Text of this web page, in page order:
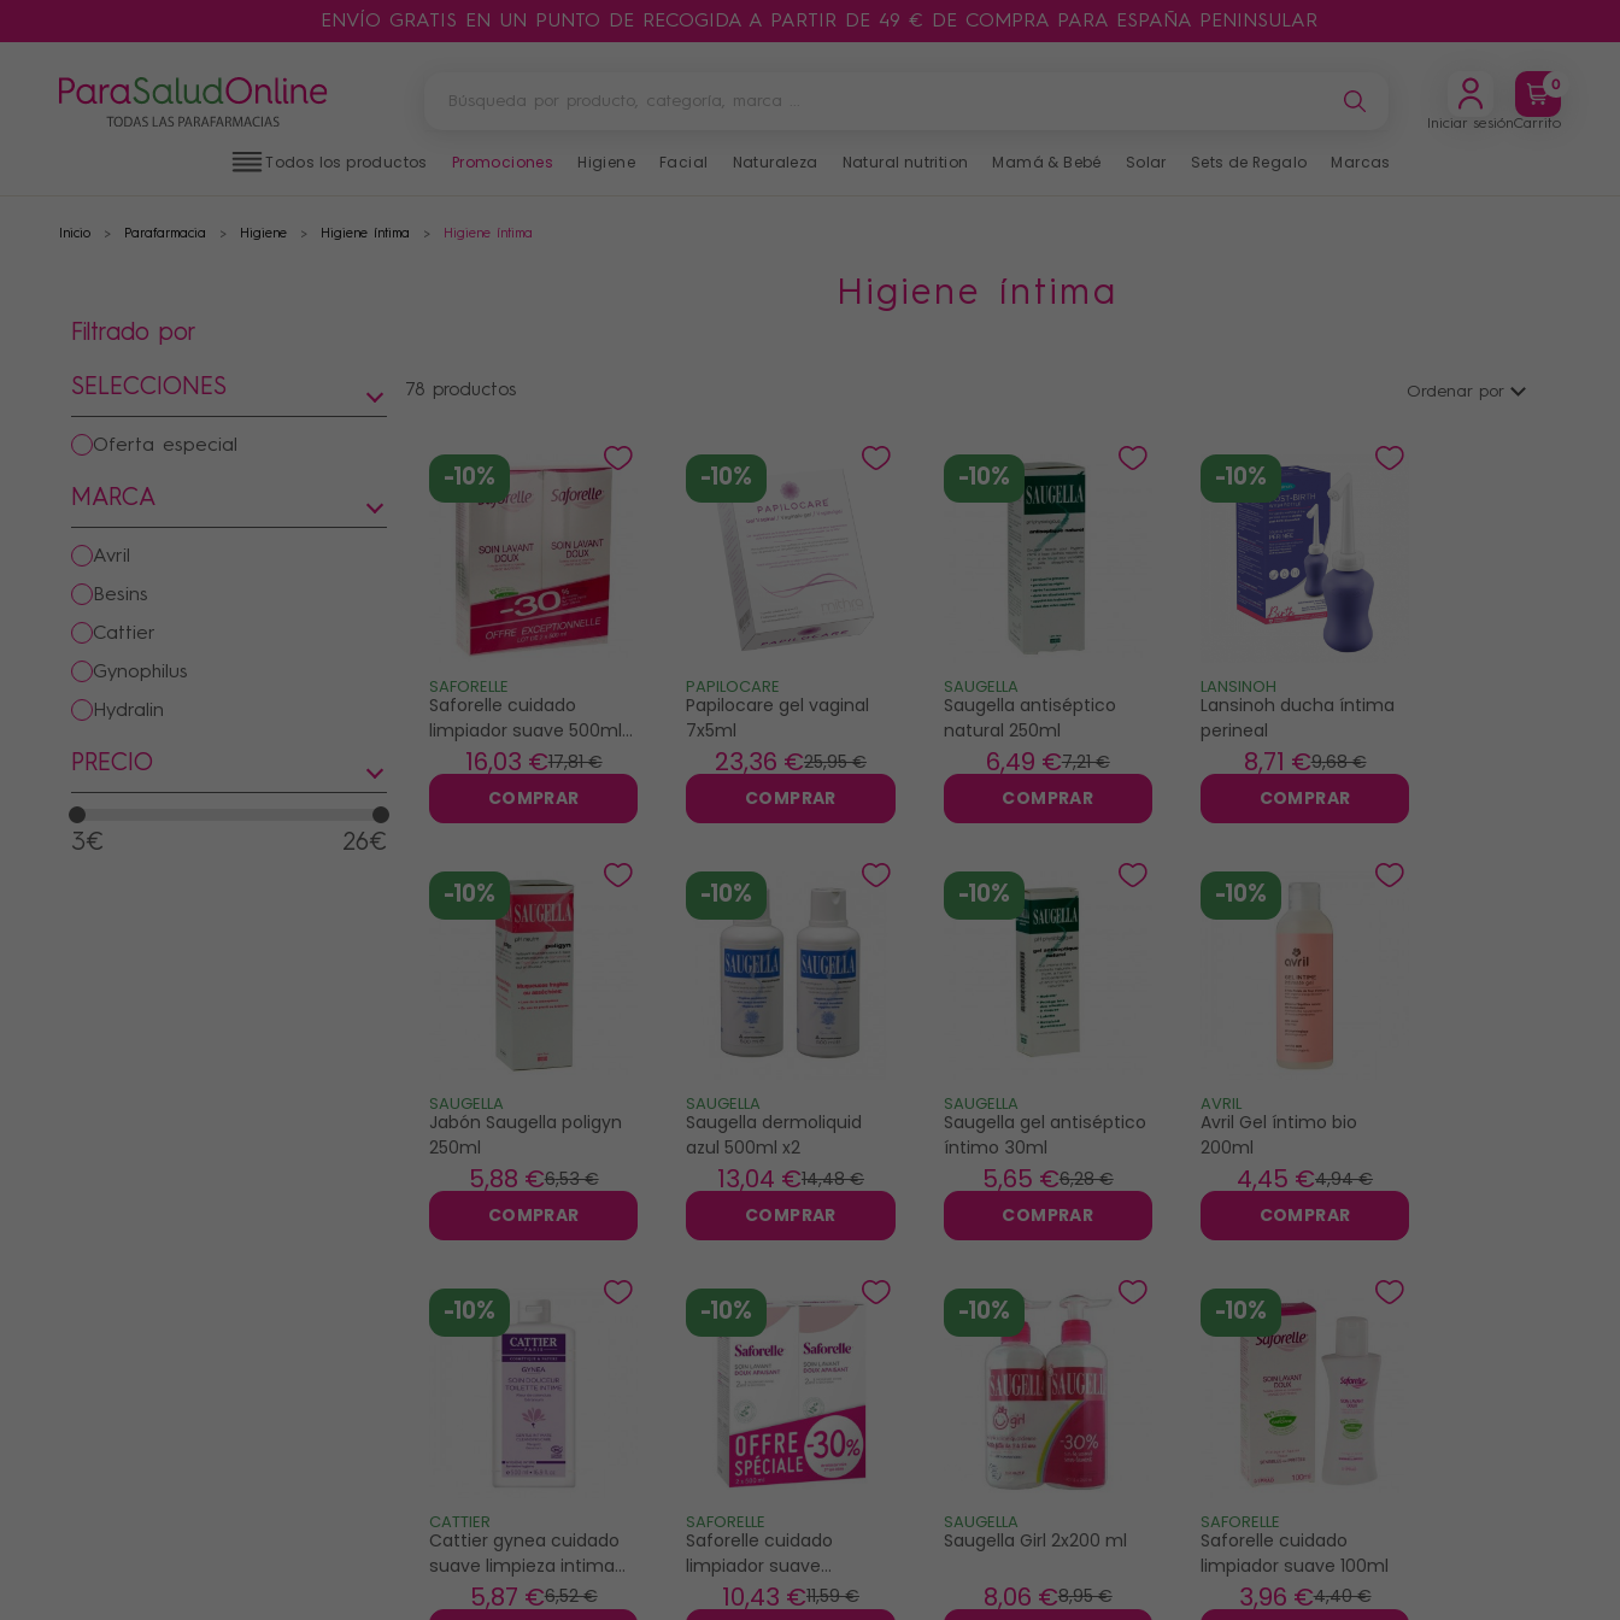
ENVÍO GRATIS EN UN PUNTO DE RECOGIDA A PARTIR DE 49 € DE COMPRA PARA ESPAÑA PENINSULAR
MARCAS
PRECIOS
Iniciar sesión
0
Carrito
Todos los productos Promociones Higiene Facial Naturaleza Natural nutrition Mamá & Bebé Solar Sets de Regalo Marcas
Inicio Parafarmacia Higiene Higiene íntima Higiene íntima
Filtrado por
SELECCIONES
oferta especial
MARCA
avril
besins
cattier
gynophilus
hydralin
korres
lactacyd
PRECIO
3€ 26€
higiene íntima
78 productos Ordenar por
-10%
SAFORELLE
Saforelle cuidado
limpiador suave 500ml
17,81 €
16,03 €
COMPRAR
-10%
PAPILOCARE
Papilocare gel vaginal
7x5ml
25,95 €
23,36 €
COMPRAR
-10%
SAUGELLA
Saugella antiséptico
natural 250ml
7,21 €
6,49 €
COMPRAR
-10%
LANSINOH
Lansinoh ducha íntima
perineal
9,68 €
8,71 €
COMPRAR
-10%
SAUGELLA
Jabón Saugella poligyn
250ml
6,53 €
5,88 €
COMPRAR
-10%
SAUGELLA
Saugella dermoliquid
azul 500ml x2
14,48 €
13,04 €
COMPRAR
-10%
SAUGELLA
Saugella gel antiséptico
íntimo 30ml
6,28 €
5,65 €
COMPRAR
-10%
AVRIL
Avril Gel íntimo bio
200ml
4,94 €
4,45 €
COMPRAR
-10%
CATTIER
Cattier gynea cuidado
suave limpieza intima
500ml
6,52 €
5,87 €
-10%
SAFORELLE
Saforelle cuidado
limpiador suave
2x250ml
11,59 €
10,43 €
-10%
SAUGELLA
Saugella Girl 2x200 ml
8,95 €
8,06 €
-10%
SAFORELLE
Saforelle cuidado
limpiador suave 100ml
4,40 €
3,96 €